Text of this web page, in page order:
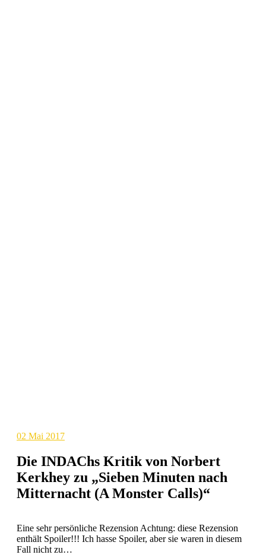
02 Mai 2017
Die INDAChs Kritik von Norbert
Kerkhey zu „Sieben Minuten nach
Mitternacht (A Monster Calls)“
Eine sehr persönliche Rezension Achtung: diese Rezension
enthält Spoiler!!! Ich hasse Spoiler, aber sie waren in diesem
Fall nicht zu…